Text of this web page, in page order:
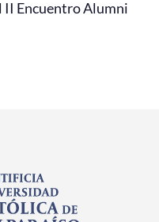
II Encuentro Alumni